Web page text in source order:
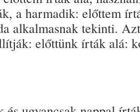
a harmadik: előttem
alkalmasnak tekinti.
előttünk írták alá: